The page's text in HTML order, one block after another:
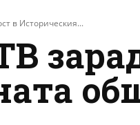
в Историческия...